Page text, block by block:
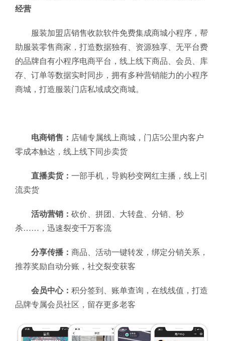
经营
服装加盟店销售收款软件免费集成商城小程序，帮
助服装零售商家，打造数据独有、资源独享、无平台费
的品牌自有小程序电商平台，线上线下商品、会员、库
存、订单等数据实时同步，拥有多种营销能力的小程序
商城，打造服装门店私域成交商城。
电商销售： 店铺专属线上商城，门店5公里内客户
零成本触达，线上线下同步卖货
直播卖货： 一部手机，导购秒变网红主播，线上引
流卖货
活动营销： 砍价、拼团、大转盘、分销、秒
杀……，迅速裂变千万客流
分享传播： 商品、活动一键转发，绑定分销关系，
推荐奖励自动分账，社交裂变获客
会员中心： 积分签到、账单查询，在线线值，打造
品牌专属会员社区，留存更多老客